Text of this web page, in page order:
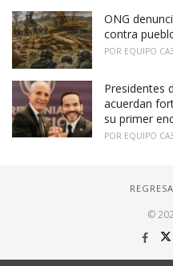
ONG
contra
POR EQUIPO
Presidentes
acuerdan
su primer
POR EQUIPO
©